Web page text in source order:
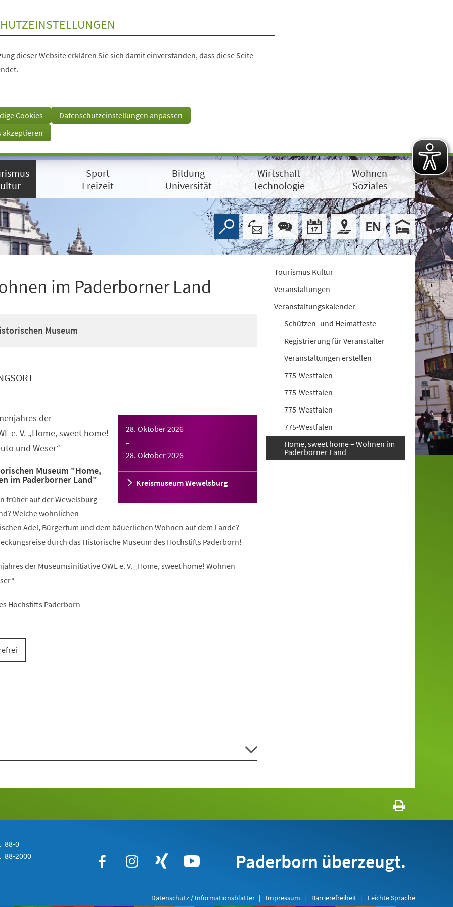
dieser Website erklären Sie sich damit einverstanden, dass diese Seite
Cookies
Datenschutzeinstellungen anpassen
akzeptieren
Sport
Freizeit
Bildung
Universität
Wirtschaft
Technologie
Wohnen
Soziales
im Paderborner Land
Museum
28. Oktober 2026
–
28. Oktober 2026
Kreismuseum Wewelsburg
der
e. V. „Home, sweet home!
und Weser“
Museum "Home,
im Paderborner Land"
früher auf der Wewelsburg
Welche wohnlichen
Adel, Bürgertum und dem bäuerlichen Wohnen auf dem Lande?
durch das Historische Museum des Hochstifts Paderborn!
der Museumsinitiative OWL e. V. „Home, sweet home! Wohnen
Hochstifts Paderborn
Tourismus Kultur
Veranstaltungen
Veranstaltungskalender
Schützen- und Heimatfeste
Registrierung für Veranstalter
Veranstaltungen erstellen
775-Westfalen
775-Westfalen
775-Westfalen
775-Westfalen
Home, sweet home – Wohnen im
Paderborner Land
88-0
88-2000 Paderborn überzeugt.
Datenschutz / Informationsblätter Impressum Barrierefreiheit Leichte Sprache